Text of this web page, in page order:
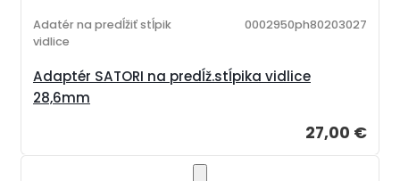
Adaptér SATORI na predĺž.stĺpika vidlice
28,6mm
Adatér na predĺžiť stĺpik
vidlice
0002950ph80203027
27,00 €